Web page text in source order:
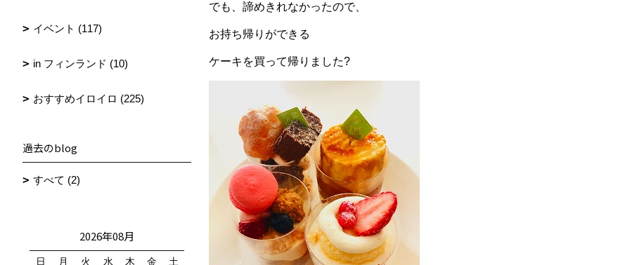
でも、諦めきれなかったので、
お持ち帰りができる
ケーキを買って帰りました?
イベント (117)
in フィンランド (10)
おすすめイロイロ (225)
過去のblog
すべて (2)
2026年08月
日 月 火 水 木 金
土